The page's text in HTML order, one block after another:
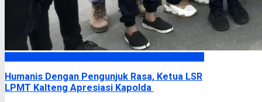
Humanis Dengan Pengunjuk Rasa, Ketua LSR
LPMT Kalteng Apresiasi Kapolda